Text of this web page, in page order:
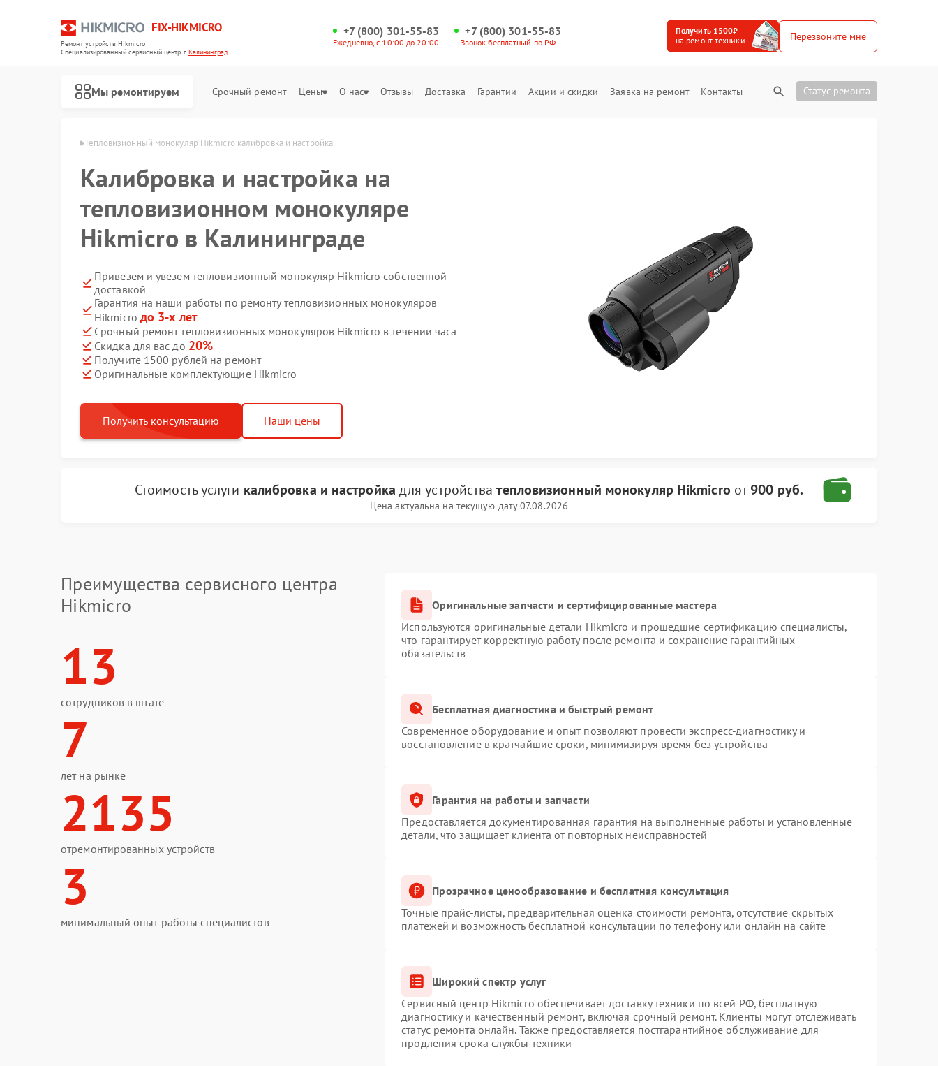
FIX-HIKMICRO
Ремонт устройств Hikmicro
Специализированный cервисный центр г.Калининград
+7 (800) 301-55-83
Ежедневно, с 10:00 до 20:00
+7 (800) 301-55-83
Звонок бесплатный по РФ
Получить 1500₽
на ремонт техники
Перезвоните мне
Мы ремонтируем Срочный ремонт Цены О нас Отзывы Доставка Гарантии Акции и скидки Заявка на ремонт Контакты Статус ремонта
в Калининграде Тепловизионный монокуляр Hikmicro калибровка и настройка
Калибровка и настройка на
тепловизионном монокуляре
Hikmicro в Калининграде
Привезем и увезем тепловизионный монокуляр Hikmicro собственной
доставкой
Гарантия на наши работы по ремонту тепловизионных монокуляров
Hikmicro до 3-х лет
Срочный ремонт тепловизионных монокуляров Hikmicro в течении часа
Скидка для вас до 20%
Получите 1500 рублей на ремонт
Оригинальные комплектующие Hikmicro
Получить консультацию Наши цены
Стоимость услуги калибровка и настройка для устройстватепловизионный монокуляр Hikmicro от900 руб.
Цена актуальна на текущую дату 07.08.2026
Преимущества сервисного центра
Hikmicro
13
сотрудников в штате
7
лет на рынке
2135
отремонтированных устройств
3
минимальный опыт работы специалистов
Оригинальные запчасти и сертифицированные мастера
Используются оригинальные детали Hikmicro и прошедшие сертификацию специалисты,
что гарантирует корректную работу после ремонта и сохранение гарантийных
обязательств
Бесплатная диагностика и быстрый ремонт
Современное оборудование и опыт позволяют провести экспресс-диагностику и
восстановление в кратчайшие сроки, минимизируя время без устройства
Гарантия на работы и запчасти
Предоставляется документированная гарантия на выполненные работы и установленные
детали, что защищает клиента от повторных неисправностей
Прозрачное ценообразование и бесплатная консультация
Точные прайс-листы, предварительная оценка стоимости ремонта, отсутствие скрытых
платежей и возможность бесплатной консультации по телефону или онлайн на сайте
Широкий спектр услуг
Сервисный центр Hikmicro обеспечивает доставку техники по всей РФ, бесплатную
диагностику и качественный ремонт, включая срочный ремонт. Клиенты могут отслеживать
статус ремонта онлайн. Также предоставляется постгарантийное обслуживание для
продления срока службы техники